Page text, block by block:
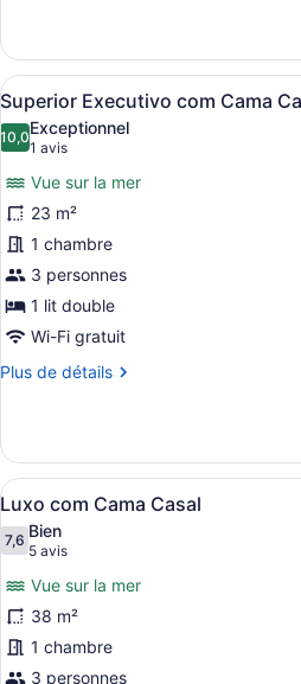
de
Solteiro
Superior
com
2
Camas
de
Solteiro
Afficher
toutes
les
photos
pour
ce
type
de
chambre :
Superior
Executivo
com
Casal
5
Superior Executivo com Cama
10,010,0 sur 10
Exceptionnel
1 avis
(1 avis)
Vue sur la mer
23 m²
1 chambre
3 personnes
1 lit double
Wi-Fi gratuit
Plus de détails
Plus
Superior
Executivo
com
Cama
Casal
Afficher
toutes
les
photos
pour
ce
type
6
Luxo com Cama Casal
7,67,6 sur 10
Bien
5 avis
(5 avis)
Vue sur la mer
38 m²
1 chambre
3 personnes